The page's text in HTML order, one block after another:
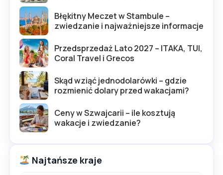
Błękitny Meczet w Stambule –
zwiedzanie i najważniejsze informacje
Przedsprzedaż Lato 2027 – ITAKA, TUI,
Coral Travel i Grecos
Skąd wziąć jednodolarówki – gdzie
rozmienić dolary przed wakacjami?
Ceny w Szwajcarii – ile kosztują
wakacje i zwiedzanie?
Najtańsze kraje